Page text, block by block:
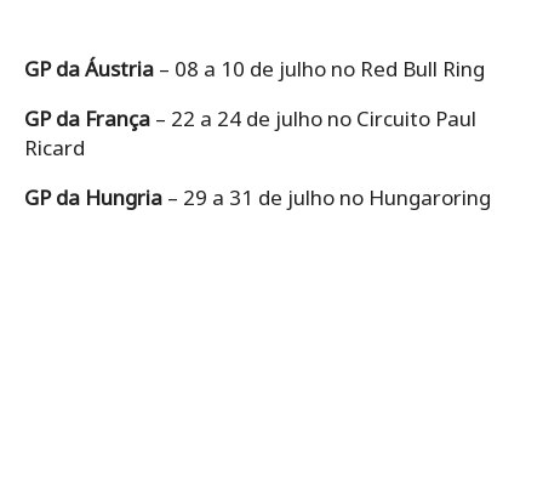
GP da Áustria – 08 a 10 de julho no Red Bull Ring
GP da França – 22 a 24 de julho no Circuito Paul
Ricard
GP da Hungria – 29 a 31 de julho no Hungaroring